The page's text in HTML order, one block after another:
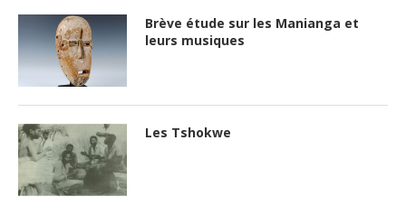
Brève étude sur les Manianga et
leurs musiques
Les Tshokwe